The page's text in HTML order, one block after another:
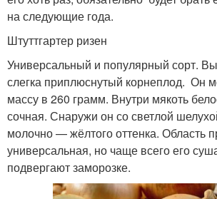
на следующие года.
Штуттгартер ризен
Универсальный и популярный сорт.
слегка приплюснутый корнеплод. Он
массу в 260 грамм. Внутри мякоть
сочная. Снаружи он со светлой
молочно — жёлтого оттенка. Область
универсальная, но чаще всего его
подвергают заморозке.